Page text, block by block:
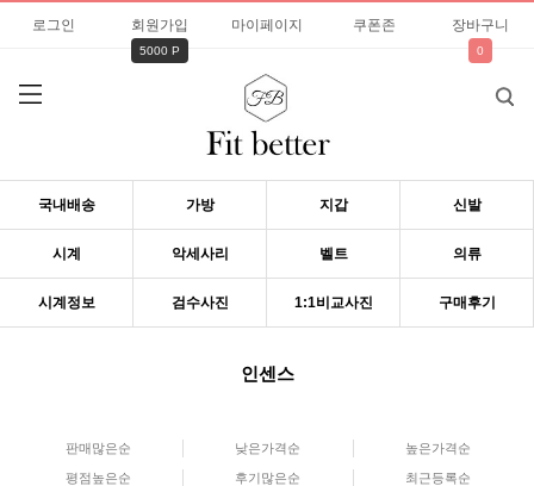
로그인 회원가입
5000 P
마이페이지 쿠폰존 장바구니
0
국내배송 가방 지갑 신발
시계 악세사리 벨트 의류
시계정보 검수사진 1:1비교사진 구매후기
인센스
판매많은순 낮은가격순 높은가격순
평점높은순 후기많은순 최근등록순